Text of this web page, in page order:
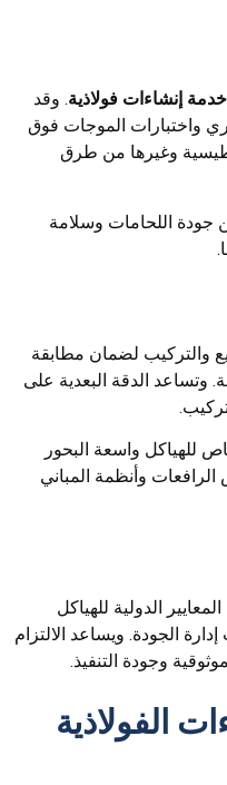
خدمة إنشاءات فولاذية. وقد
واختبارات الموجات فوق
وغيرها من طرق
جودة اللحامات وسلامة
والتركيب لضمان مطابقة
وتساعد الدقة البعدية على
للهياكل واسعة البحور
وأنظمة المباني
الدولية للهياكل
الجودة. ويساعد الالتزام
وجودة التنفيذ.
الفولاذية